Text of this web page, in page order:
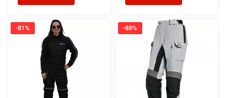
-81% -88%